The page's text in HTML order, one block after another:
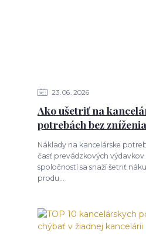
23 06 2026
Ako ušetriť na
potrebách bez
Náklady na kancelárske
časť prevádzkových
spoločností sa snaží šetriť
produ...